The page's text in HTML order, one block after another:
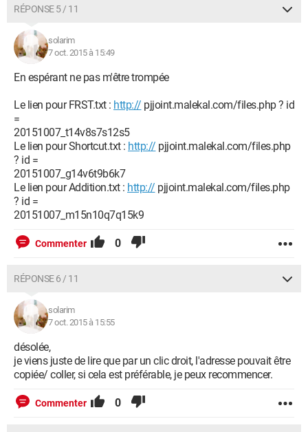
RÉPONSE 5 / 11
solarim
7 oct. 2015 à 15:49
En espérant ne pas m'être trompée
Le lien pour FRST.txt : http:// pjjoint.malekal.com/files.php ? id
=
20151007_t14v8s7s12s5
Le lien pour Shortcut.txt : http:// pjjoint.malekal.com/files.php
? id =
20151007_g14v6t9b6k7
Le lien pour Addition.txt : http:// pjjoint.malekal.com/files.php
? id =
20151007_m15n10q7q15k9
Commenter 0
RÉPONSE 6 / 11
solarim
7 oct. 2015 à 15:55
désolée,
je viens juste de lire que par un clic droit, l'adresse pouvait être
copiée/ coller, si cela est préférable, je peux recommencer.
Commenter 0